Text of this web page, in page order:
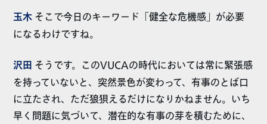
玉木 そこで今日のキーワード「健全な危機感」が必要
になるわけですね。
沢田 そうです。このVUCAの時代においては常に緊張感
を持っていないと、突然景色が変わって、有事のとば口
に立たされ、ただ狼狽えるだけになりかねません。いち
早く問題に気づいて、潜在的な有事の芽を積むために、